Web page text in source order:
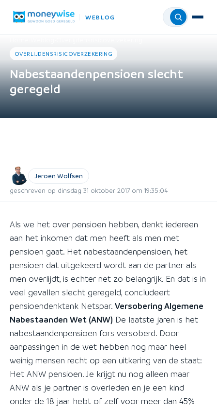
WEBLOG Menu
OVERLIJDENSRISICOVERZEKERING
Nabestaandenpensioen slecht
geregeld
Jeroen Wolfsen
geschreven op dinsdag 31 oktober 2017 om 19:35:04
Als we het over pensioen hebben, denkt iedereen
aan het inkomen dat men heeft als men met
pensioen gaat. Het nabestaandenpensioen, het
pensioen dat uitgekeerd wordt aan de partner als
men overlijdt, is echter net zo belangrijk. En dat is in
veel gevallen slecht geregeld, concludeert
pensioendenktank Netspar. Versobering Algemene
Nabestaanden Wet (ANW) De laatste jaren is het
nabestaandenpensioen fors versoberd. Door
aanpassingen in de wet hebben nog maar heel
weinig mensen recht op een uitkering van de staat:
Het ANW pensioen. Je krijgt nu nog alleen maar
ANW als je partner is overleden en je een kind
onder de 18 jaar hebt of zelf voor meer dan 45%